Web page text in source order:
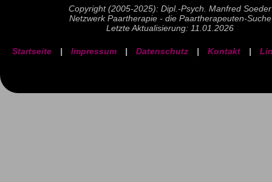
Copyright (2005-2025): Dipl.-Psych. Manfred Soeder
Netzwerk Paartherapie - die Paartherapeuten-Suche
Letzte Aktualisierung: 11.01.2026
Startseite | Impressum | Datenschutz | Kontakt |